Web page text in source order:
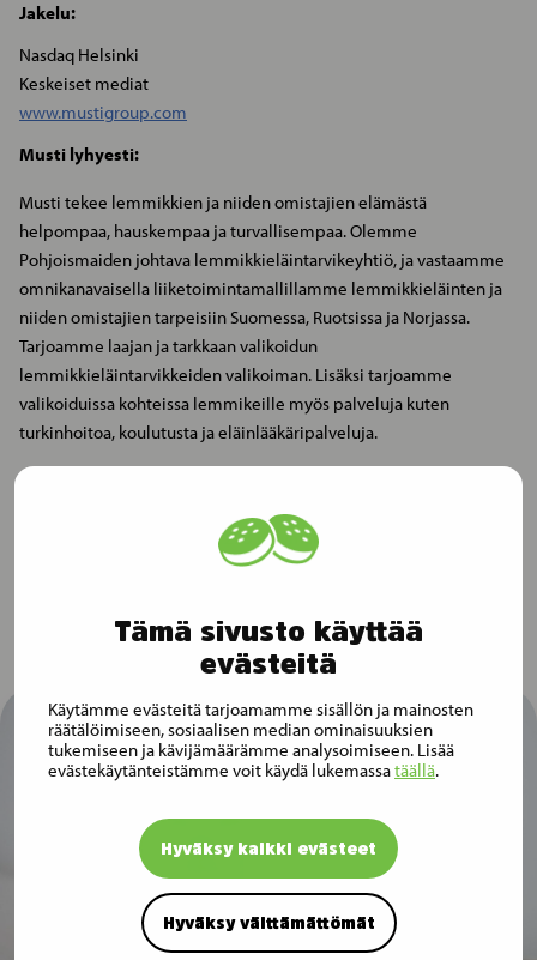
Tämä sivusto käyttää
evästeitä
Käytämme evästeitä tarjoamamme sisällön ja mainosten
räätälöimiseen, sosiaalisen median ominaisuuksien
tukemiseen ja kävijämäärämme analysoimiseen. Lisää
evästekäytänteistämme voit käydä lukemassatäällä.
Hyväksy kaikki evästeet
Hyväksy välttämättömät
Jakelu:
Nasdaq Helsinki
Keskeiset mediat
www.mustigroup.com
Musti lyhyesti:
Musti tekee lemmikkien ja niiden omistajien elämästä
helpompaa, hauskempaa ja turvallisempaa. Olemme
Pohjoismaiden johtava lemmikkieläintarvikeyhtiö, ja vastaamme
omnikanavaisella liiketoimintamallillamme lemmikkieläinten ja
niiden omistajien tarpeisiin Suomessa, Ruotsissa ja Norjassa.
Tarjoamme laajan ja tarkkaan valikoidun
lemmikkieläintarvikkeiden valikoiman. Lisäksi tarjoamme
valikoiduissa kohteissa lemmikeille myös palveluja kuten
turkinhoitoa, koulutusta ja eläinlääkäripalveluja.
2020. Yhtiöllä oli tilikauden 2020 lopussa 1 162 työntekijää, yli
miljoona kanta-asiakasta ja 293 myymälää.